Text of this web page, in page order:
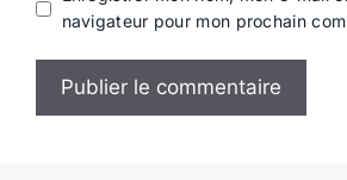
navigateur pour mon prochain